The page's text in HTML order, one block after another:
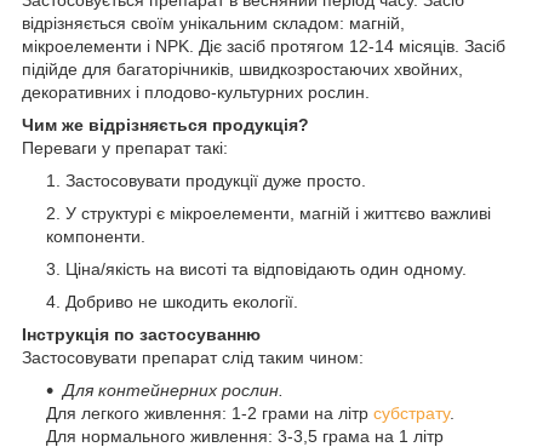
відрізняється своїм унікальним складом: магній,
мікроелементи і NPK. Діє засіб протягом 12-14 місяців. Засіб
підійде для багаторічників, швидкозростаючих хвойних,
декоративних і плодово-культурних рослин.
Чим же відрізняється продукція?
Переваги у препарат такі:
Застосовувати продукції дуже просто.
У структурі є мікроелементи, магній і життєво важливі
компоненти.
Ціна/якість на висоті та відповідають один одному.
Добриво не шкодить екології.
Інструкція по застосуванню
Застосовувати препарат слід таким чином:
Для контейнерних рослин.
Для легкого живлення: 1-2 грами на літр субстрату.
Для нормального живлення: 3-3,5 грама на 1 літр